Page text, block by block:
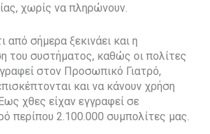
χωρίς να πληρώνουν.
από σήμερα ξεκινάει και η
του συστήματος, καθώς οι πολίτες
στον Προσωπικό Γιατρό,
και να κάνουν χρήση
χθες είχαν εγγραφεί σε
περίπου 2.100.000 συμπολίτες μας.